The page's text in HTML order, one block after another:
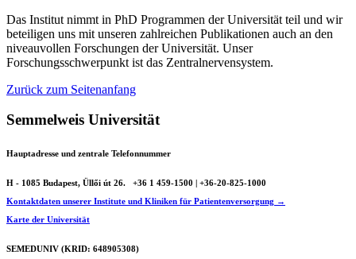
Das Institut nimmt in PhD Programmen der Universität teil und wir
beteiligen uns mit unseren zahlreichen Publikationen auch an den
niveauvollen Forschungen der Universität. Unser
Forschungsschwerpunkt ist das Zentralnervensystem.
Zurück zum Seitenanfang
Semmelweis Universität
Hauptadresse und zentrale Telefonnummer
H - 1085 Budapest, Üllői út 26.
+36 1 459-1500 | +36-20-825-1000
Kontaktdaten unserer Institute und Kliniken für Patientenversorgung →
Karte der Universität
SEMEDUNIV (KRID: 648905308)